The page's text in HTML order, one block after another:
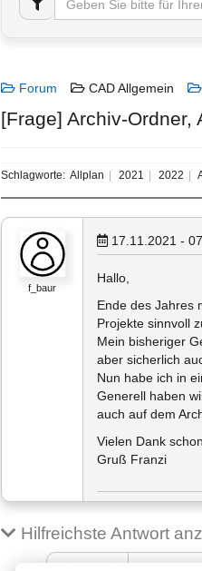
Forum CAD Allgemein
[Frage] Archiv-Ordner,
Schlagworte: Allplan 2021 2022
f_baur
17.11.2021 -
Hallo,
Ende des Jahres
Projekte sinnvoll
Mein bisheriger
aber sicherlich
Nun habe ich in
Generell haben
auch auf dem
Vielen Dank
Gruß Franzi
Hilfreichste Antwort